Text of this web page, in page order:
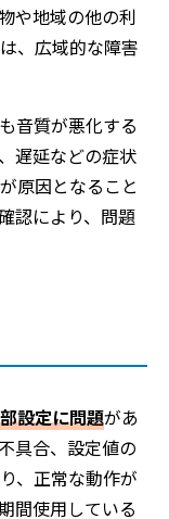
や地域の他の利
、広域的な障害
音質が悪化する
遅延などの症状
原因となること
認により、問題
設定に問題があ
具合、設定値の
、正常な動作が
間使用している